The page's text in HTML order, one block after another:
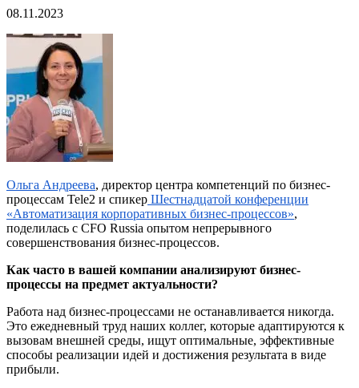
08.11.2023
Ольга Андреева, директор центра компетенций по бизнес-
процессам Tele2 и спикер Шестнадцатой конференции
«Автоматизация корпоративных бизнес-процессов»,
поделилась с CFO Russia опытом непрерывного
совершенствования бизнес-процессов.
Как часто в вашей компании анализируют бизнес-
процессы на предмет актуальности?
Работа над бизнес-процессами не останавливается никогда.
Это ежедневный труд наших коллег, которые адаптируются к
вызовам внешней среды, ищут оптимальные, эффективные
способы реализации идей и достижения результата в виде
прибыли.